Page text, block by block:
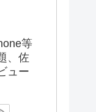
等
、佐
ュー